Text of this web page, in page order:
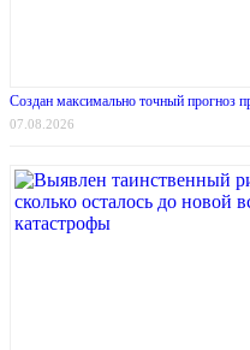
Создан максимально точный прогноз
07.08.2026